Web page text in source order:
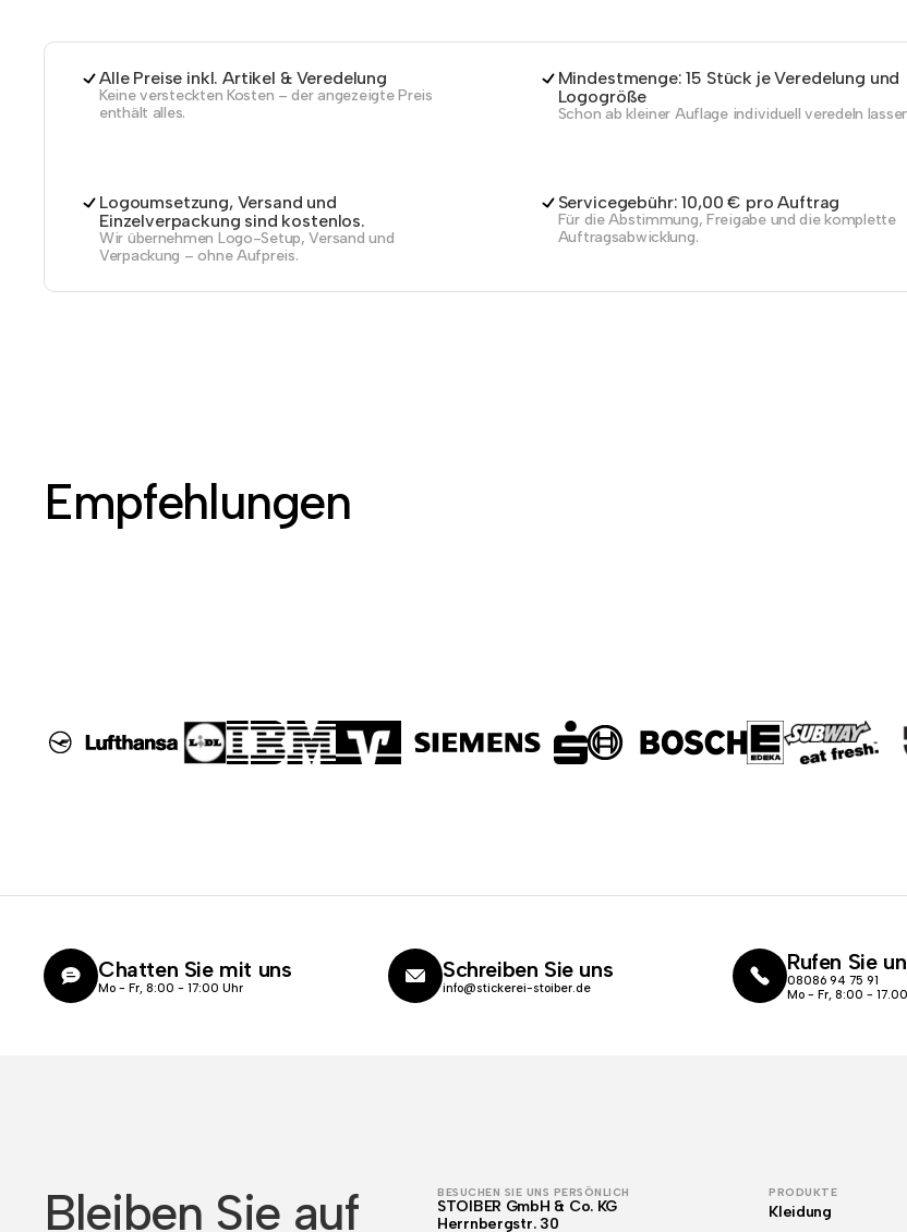
Alle Preise inkl. Artikel & Veredelung
Keine versteckten Kosten – der angezeigte Preis
enthält alles.
Mindestmenge: 15 Stück je Veredelung und
Logogröße
Schon ab kleiner Auflage individuell veredeln
Logoumsetzung, Versand und
Einzelverpackung sind kostenlos.
Wir übernehmen Logo-Setup, Versand und
Verpackung – ohne Aufpreis.
Servicegebühr: 10,00 € pro Auftrag
Für die Abstimmung, Freigabe und die komplette
Auftragsabwicklung.
Empfehlungen
Chatten Sie mit uns
Mo - Fr, 8:00 - 17:00 Uhr
Schreiben Sie uns
info@stickerei-stoiber.de
Rufen Sie
08086 94 75 91
Mo - Fr, 8:00 -
Bleiben Sie auf BESUCHEN SIE UNS PERSÖNLICH
STOIBER GmbH & Co. KG
Herrnbergstr. 30
PRODUKTE
Kleidung